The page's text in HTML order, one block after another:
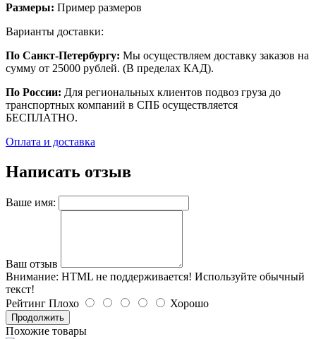
Размеры: Пример размеров
Варианты доставки:
По Санкт-Петербургу: Мы осуществляем доставку заказов на
сумму от 25000 рублей. (В пределах КАД).
По России: Для региональных клиентов подвоз груза до
транспортных компаний в СПБ осуществляется
БЕСПЛАТНО.
Оплата и доставка
Написать отзыв
Ваше имя:
Ваш отзыв
Внимание: HTML не поддерживается! Используйте обычный
текст!
Рейтинг Плохо Хорошо
Продолжить
Похожие товары